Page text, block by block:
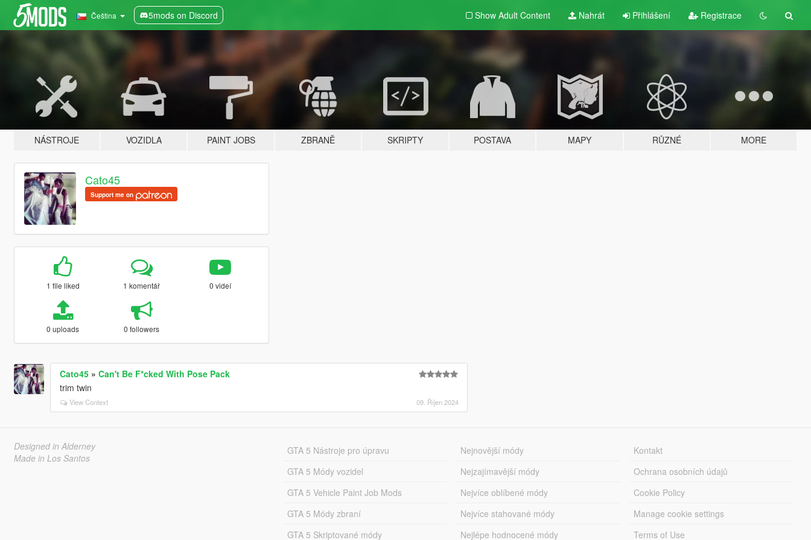
Čeština 5mods on Discord Show Adult Content Nahrát Přihlášení Registrace
NÁSTROJE VOZIDLA PAINT JOBS ZBRANĚ SKRIPTY POSTAVA MAPY RŮZNÉ MORE
Cato45
Support me on
1 file liked 1 komentář 0 videí
0 uploads 0 followers
Cato45» Can't Be F*cked With Pose Pack
trim twin
View Context 09. Říjen 2024
Designed in Alderney
Made in Los Santos
GTA 5 Nástroje pro úpravu
GTA 5 Módy vozidel
GTA 5 Vehicle Paint Job Mods
GTA 5 Módy zbraní
GTA 5 Skriptované módy
Nejnovější módy
Nejzajímavější módy
Nejvíce oblíbené módy
Nejvíce stahované módy
Nejlépe hodnocené módy
Kontakt
Ochrana osobních údajů
Cookie Policy
Manage cookie settings
Terms of Use